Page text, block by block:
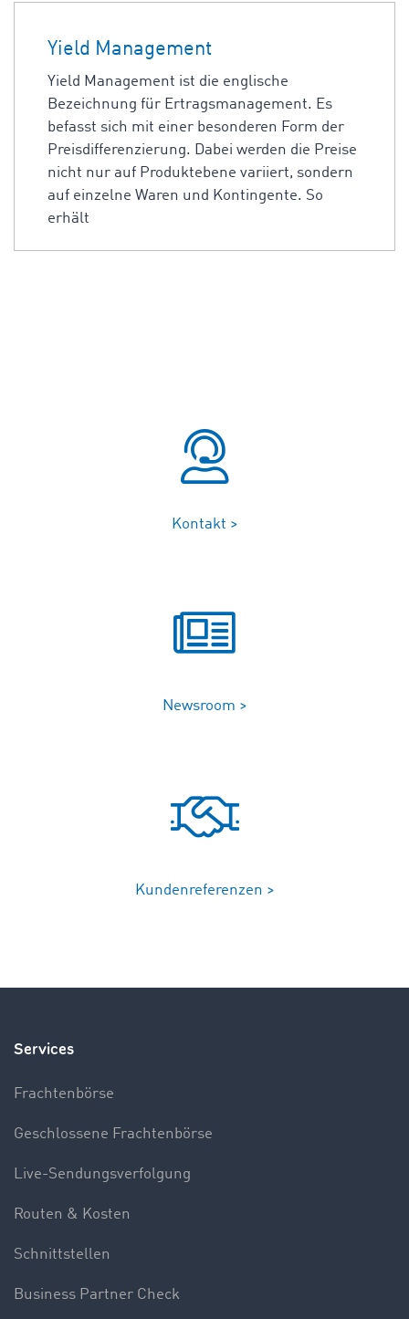
Yield Management
Yield Management ist die englische
Bezeichnung für Ertragsmanagement. Es
befasst sich mit einer besonderen Form der
Preisdifferenzierung. Dabei werden die Preise
nicht nur auf Produktebene variiert, sondern
auf einzelne Waren und Kontingente. So
erhält
Kontakt >
Newsroom >
Kundenreferenzen >
Services
Frachtenbörse
Geschlossene Frachtenbörse
Live-Sendungsverfolgung
Routen & Kosten
Schnittstellen
Business Partner Check